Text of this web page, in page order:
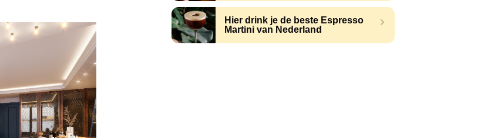
Hier drink je de beste Espresso
Martini van Nederland